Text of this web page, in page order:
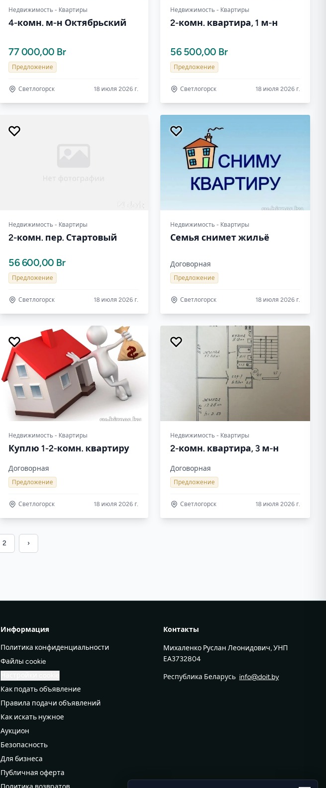
Недвижимость - Квартиры
4-комн. м-н Октябрьский
77 000,00 Br
Предложение
Светлогорск 18 июля 2026 г.
Недвижимость - Квартиры
2-комн. квартира, 1 м-н
56 500,00 Br
Предложение
Светлогорск 18 июля 2026 г.
Недвижимость - Квартиры
2-комн. пер. Стартовый
56 600,00 Br
Предложение
Светлогорск 18 июля 2026 г.
Недвижимость - Квартиры
Семья снимет жильё
Договорная
Предложение
Светлогорск 18 июля 2026 г.
Недвижимость - Квартиры
Куплю 1-2-комн. квартиру
Договорная
Предложение
Светлогорск 18 июля 2026 г.
Недвижимость - Квартиры
2-комн. квартира, 3 м-н
Договорная
Предложение
Светлогорск 18 июля 2026 г.
2 ›
Информация
Политика конфиденциальности
Файлы cookie
Как подать объявление
Правила подачи объявлений
Как искать нужное
Аукцион
Безопасность
Для бизнеса
Публичная оферта
Контакты
Михаленко Руслан Леонидович, УНП
ЕА3732804
Республика Беларусь info@doit.by